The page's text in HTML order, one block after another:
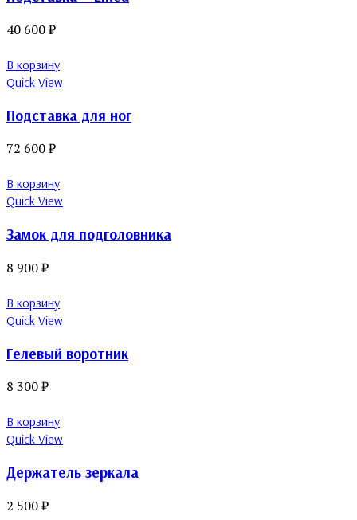
40 600₽
В корзину
Quick View
Подставка для ног
72 600₽
В корзину
Quick View
Замок для подголовника
8 900₽
В корзину
Quick View
Гелевый воротник
8 300₽
В корзину
Quick View
Держатель зеркала
2 500₽